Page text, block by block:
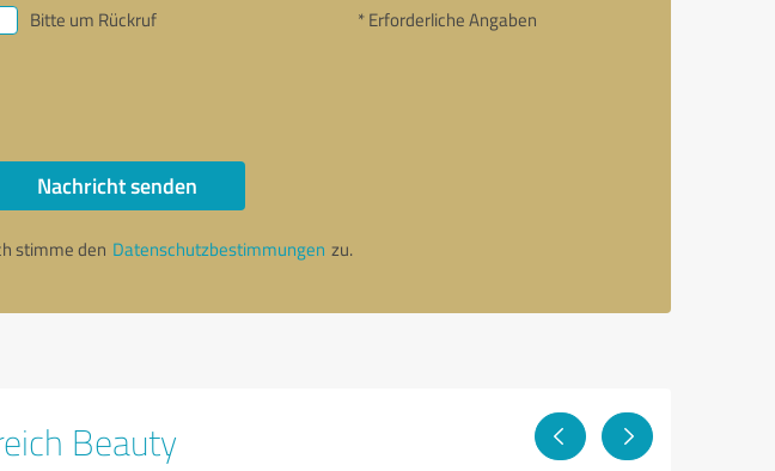
Bitte um Rückruf * Erforderliche Angaben
Nachricht senden
stimme den Datenschutzbestimmungen zu.
Beauty